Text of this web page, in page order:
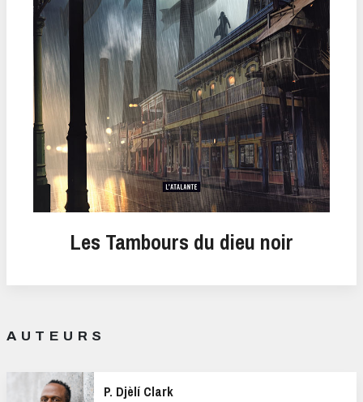
Les Tambours du dieu noir
AUTEURS
P. Djèlí Clark